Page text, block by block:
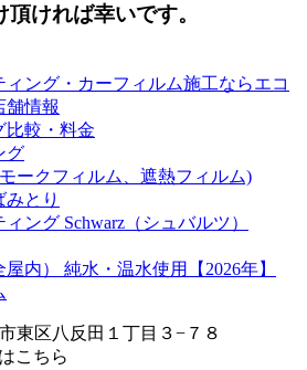
ければ幸いです。
ング・カーフィルム施工ならエコ
舗情報
比較・料金
グ
ークフィルム、遮熱フィルム)
とり
ング Schwarz（シュバルツ）
内） 純水・温水使用【2026年】
東区八反田１丁目３−７８
こちら